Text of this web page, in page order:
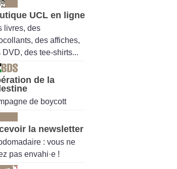
UCL en ligne
livres, des
des affiches,
DVD, des tee-shirts...
de la
de boycott
la newsletter
: vous ne
pas envahi·e !